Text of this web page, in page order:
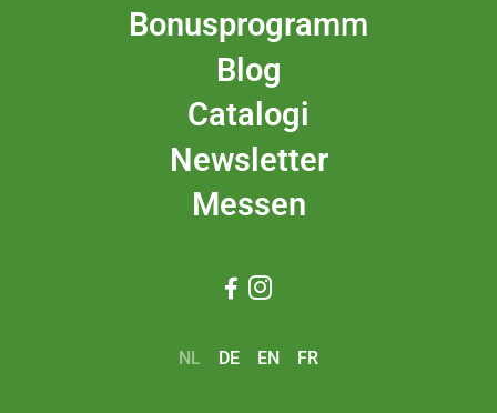
Bonusprogramm
Blog
Catalogi
Newsletter
Messen
 
NL DE EN FR